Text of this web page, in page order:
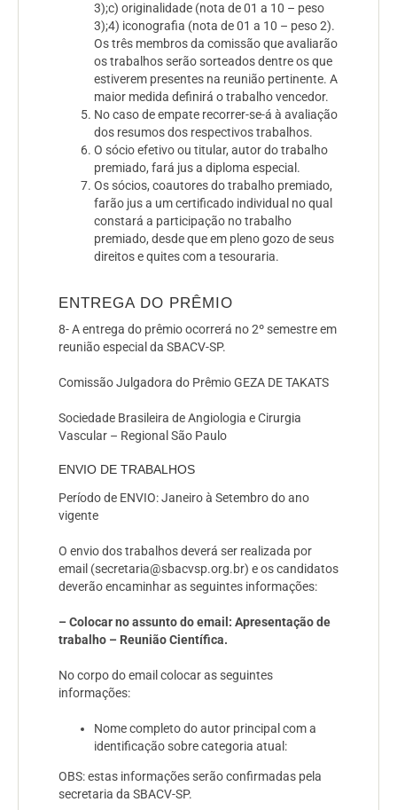
3);c) originalidade (nota de 01 a 10 – peso
3);4) iconografia (nota de 01 a 10 – peso 2).
Os três membros da comissão que avaliarão
os trabalhos serão sorteados dentre os que
estiverem presentes na reunião pertinente. A
maior medida definirá o trabalho vencedor.
No caso de empate recorrer-se-á à avaliação
dos resumos dos respectivos trabalhos.
O sócioefetivoou titular, autor do trabalho
premiado, fará jus a diploma especial.
Os sócios, coautores do trabalho premiado,
farão jus a um certificado individual no qual
constará a participação no trabalho
premiado, desde que em pleno gozo de seus
direitos e quites com a tesouraria.
ENTREGA DO PRÊMIO
8- A entrega do prêmio ocorrerá no 2º semestre em
reunião especial da SBACV-SP.
Comissão Julgadora do Prêmio GEZA DE TAKATS
Sociedade Brasileira de Angiologia e Cirurgia
Vascular – Regional São Paulo
ENVIO DE TRABALHOS
Período de ENVIO:Janeiro à Setembro do ano
vigente
O envio dos trabalhos deverá ser realizada por
email (secretaria@sbacvsp.org.br) e os candidatos
deverão encaminhar as seguintes informações:
– Colocar no assunto do email: Apresentação de
trabalho – Reunião Científica.
No corpo do email colocar as seguintes
informações:
Nome completo do autor principal com a
identificação sobre categoria atual:
OBS: estas informações serão confirmadas pela
secretaria da SBACV-SP.